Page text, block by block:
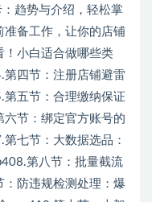
趋势与介绍，轻松掌
备工作，让你的店铺
！小白适合做哪些类
第四节：注册店铺避雷
五节：合理缴纳保证
节：绑定官方账号的
七节：大数据选品：
第八节：批量截流
防违规检测处理：爆